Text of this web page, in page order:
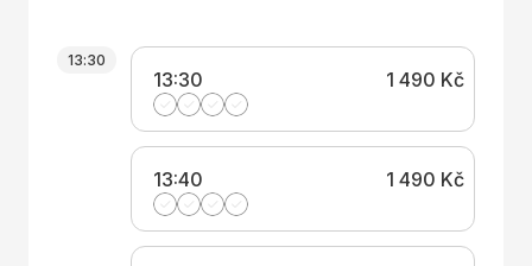
13:30
13:30 1 490 Kč
13:40 1 490 Kč